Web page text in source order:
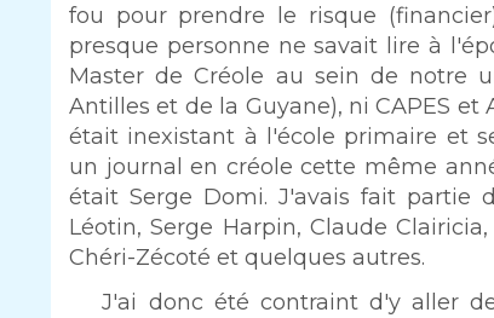
fou pour prendre le risque
presque personne ne savait lire à
Master de Créole au sein de notre
Antilles et de la Guyane), ni CAPES
était inexistant à l'école primaire et
un journal en créole cette même
était Serge Domi. J'avais fait partie
Léotin, Serge Harpin, Claude
Chéri-Zécoté et quelques autres.
J'ai donc été contraint d'y aller